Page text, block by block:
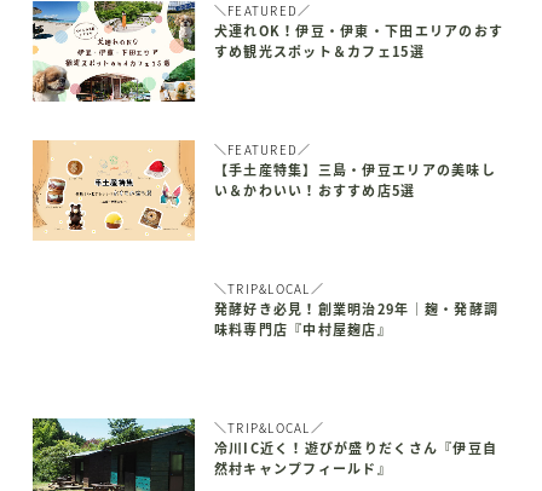
＼FEATURED／
犬連れOK！伊豆・伊東・下田エリアのおす
すめ観光スポット＆カフェ15選
＼FEATURED／
【手土産特集】三島・伊豆エリアの美味し
い＆かわいい！おすすめ店5選
＼TRIP&LOCAL／
発酵好き必見！創業明治29年｜麹・発酵調
味料専門店『中村屋麹店』
＼TRIP&LOCAL／
冷川IC近く！遊びが盛りだくさん『伊豆自
然村キャンプフィールド』